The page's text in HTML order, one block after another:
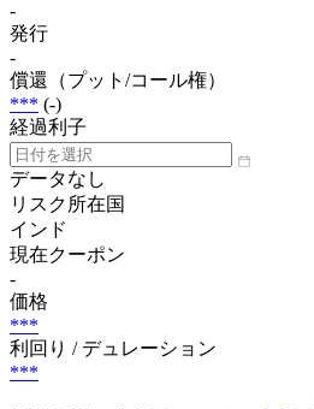
-
発行
-
償還（プット/コール権）
*** (-)
経過利子
データなし
リスク所在国
インド
現在クーポン
-
価格
***
利回り / デュレーション
***